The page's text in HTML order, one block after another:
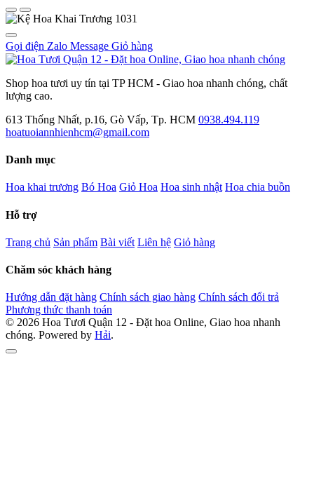
Gọi điện Zalo Message 0
Giỏ hàng
Shop hoa tươi uy tín tại TP HCM - Giao hoa nhanh chóng, chất
lượng cao.
613 Thống Nhất, p.16, Gò Vấp, Tp. HCM 0938.494.119
hoatuoiannhienhcm@gmail.com
Danh mục
Hoa khai trương Bó Hoa Giỏ Hoa Hoa sinh nhật Hoa chia buồn
Hỗ trợ
Trang chủ Sản phẩm Bài viết Liên hệ Giỏ hàng
Chăm sóc khách hàng
Hướng dẫn đặt hàng Chính sách giao hàng Chính sách đổi trả
Phương thức thanh toán
© 2026 Hoa Tươi Quận 12 - Đặt hoa Online, Giao hoa nhanh
chóng. Powered by Hải.